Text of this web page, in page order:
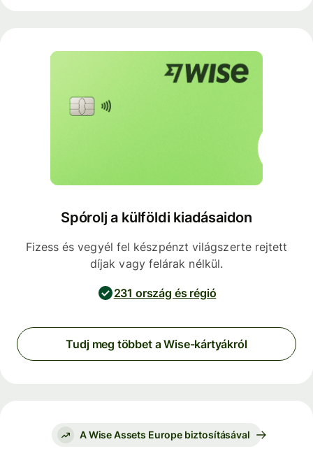
Spórolj a külföldi kiadásaidon
Fizess és vegyél fel készpénzt világszerte rejtett
díjak vagy felárak nélkül.
231 ország és régió
Tudj meg többet a Wise-kártyákról
A Wise Assets Europe biztosításával